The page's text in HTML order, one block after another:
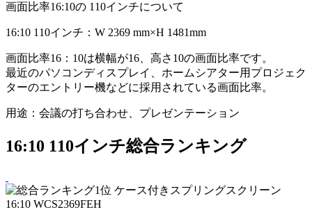
画面比率16:10の 110インチについて
16:10 110インチ：W 2369 mm×H 1481mm
画面比率16：10は横幅が16、高さ10の画面比率です。
最近のパソコンディスプレイ、ホームシアター用プロジェク
ターのエントリー機などに採用されている画面比率。
用途：会議の打ち合わせ、プレゼンテーション
16:10 110インチ総合ランキング